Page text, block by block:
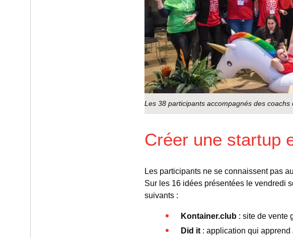
Les 38 participants accompagnés des coachs
Créer une startup
Les participants ne se connaissent pas
Sur les 16 idées présentées le vendredi
suivants :
Kontainer.club : site de vente
Did it : application qui